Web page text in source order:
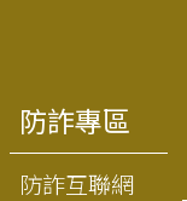
防詐專區
防詐互聯網